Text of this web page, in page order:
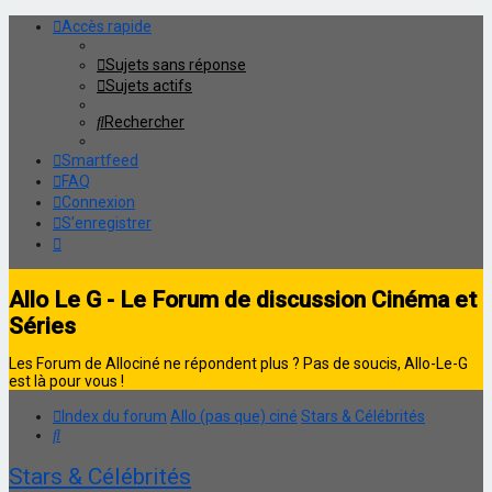
Accès rapide
Sujets sans réponse
Sujets actifs
Rechercher
Smartfeed
FAQ
Connexion
S’enregistrer
Allo Le G - Le Forum de discussion Cinéma et
Séries
Les Forum de Allociné ne répondent plus ? Pas de soucis, Allo-Le-G
est là pour vous !
Index du forum Allo (pas que) ciné Stars & Célébrités
Rechercher
Stars & Célébrités